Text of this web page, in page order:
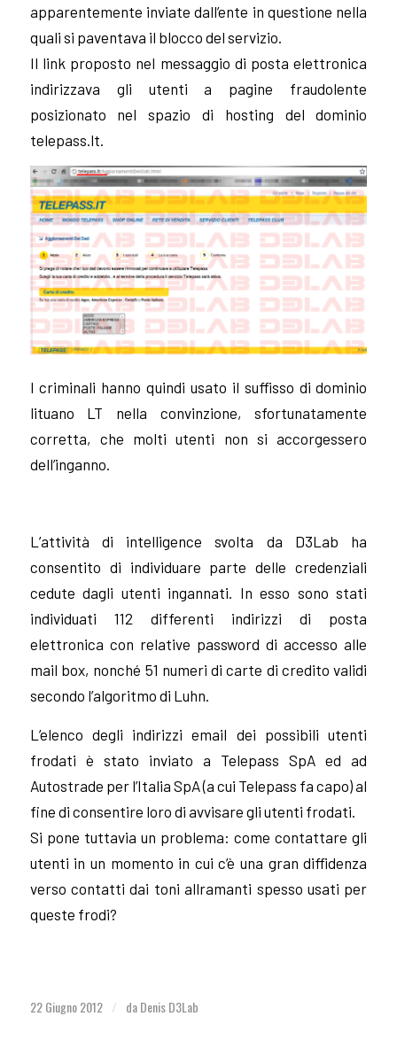
apparentemente inviate dall’ente in questione nella
quali si paventava il blocco del servizio.
Il link proposto nel messaggio di posta elettronica
indirizzava gli utenti a pagine fraudolente
posizionato nel spazio di hosting del dominio
telepass.lt.
I criminali hanno quindi usato il suffisso di dominio
lituano LT nella convinzione, sfortunatamente
corretta, che molti utenti non si accorgessero
dell’inganno.
L’attività di intelligence svolta da D3Lab ha
consentito di individuare parte delle credenziali
cedute dagli utenti ingannati. In esso sono stati
individuati 112 differenti indirizzi di posta
elettronica con relative password di accesso alle
mail box, nonché 51 numeri di carte di credito validi
secondo l’algoritmo di Luhn.
L’elenco degli indirizzi email dei possibili utenti
frodati è stato inviato a Telepass SpA ed ad
Autostrade per l’Italia SpA (a cui Telepass fa capo) al
fine di consentire loro di avvisare gli utenti frodati.
Si pone tuttavia un problema: come contattare gli
utenti in un momento in cui c’è una gran diffidenza
verso contatti dai toni allramanti spesso usati per
queste frodi?
22 Giugno 2012 / daDenis D3Lab